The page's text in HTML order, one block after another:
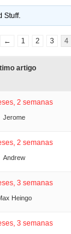
Stuff.
← 1 2 3 4
artigo
2 semanas
Jerome
2 semanas
Andrew
3 semanas
Heingo
3 semanas